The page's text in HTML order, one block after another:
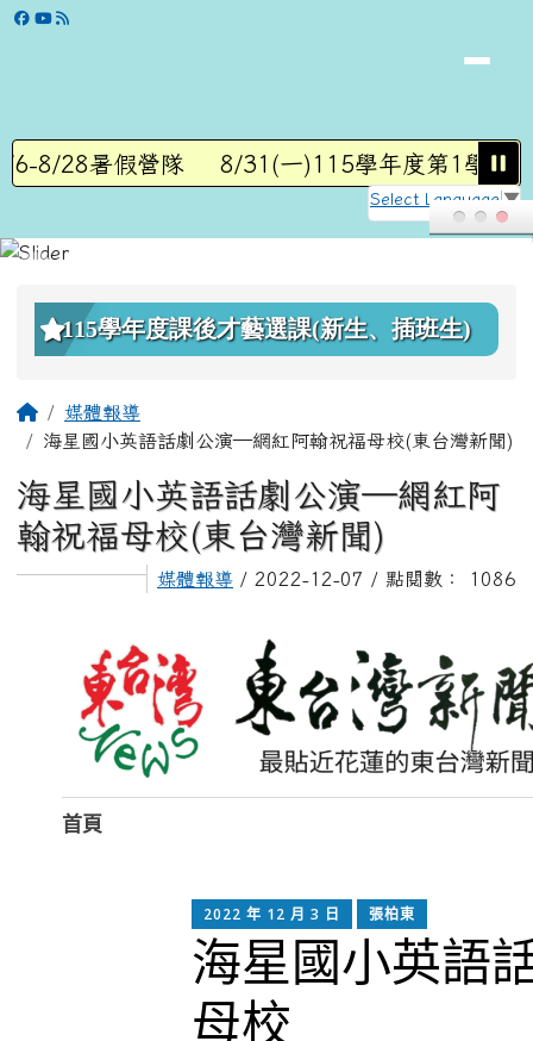
跳至主內容區
學校網站
8/28暑假營隊 8/31(一)115學年度第1學期開
Select Language ▼
上中區域內容
115學年度課後才藝選課(新生、插班生)
主內容區域
回首頁媒體報導
海星國小英語話劇公演—網紅阿翰祝福母校(東台灣新聞)
海星國小英語話劇公演—網紅阿
翰祝福母校(東台灣新聞)
媒體報導 / 2022-12-07 / 點閱數： 1086